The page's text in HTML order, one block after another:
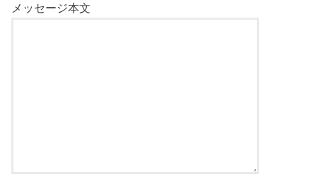
メッセージ本文